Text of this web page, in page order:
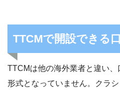
TTCMで開設できる
TTCMは他の海外業者と違い
形式となっていません。クラ